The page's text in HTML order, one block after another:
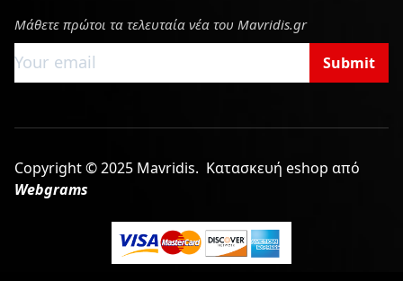
Μάθετε πρώτοι τα τελευταία νέα του Mavridis.gr
Submit
Copyright © 2025 Mavridis. Κατασκευή eshop από
Webgrams